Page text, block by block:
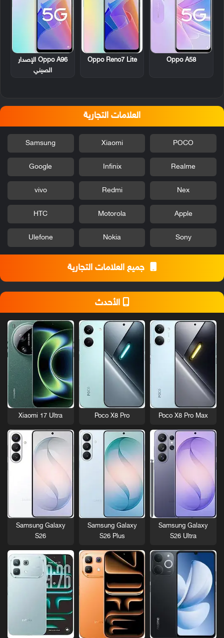
Oppo A58
Oppo Reno7 Lite
Oppo A96 الإصدار
الصيني
العلامات التجارية
POCO
Xiaomi
Samsung
Realme
Infinix
Google
Nex
Redmi
vivo
Apple
Motorola
HTC
Sony
Nokia
Ulefone
جميع العلامات التجارية
الأحدث
Poco X8 Pro Max
Poco X8 Pro
Xiaomi 17 Ultra
Samsung Galaxy
S26 Ultra
Samsung Galaxy
S26 Plus
Samsung Galaxy
S26